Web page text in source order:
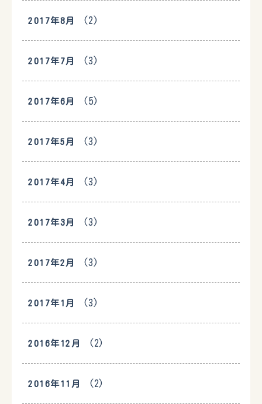
2017年8月 (2)
2017年7月 (3)
2017年6月 (5)
2017年5月 (3)
2017年4月 (3)
2017年3月 (3)
2017年2月 (3)
2017年1月 (3)
2016年12月 (2)
2016年11月 (2)